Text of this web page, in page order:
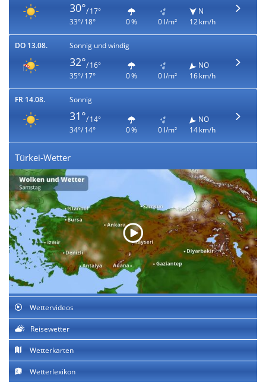
30°/ 17°
33°/ 18°
0 % 0 l/m²
N
12 km/h
DO 13.08. Sonnig und windig
32°/ 16°
35°/ 17°
0 % 0 l/m²
NO
16 km/h
FR 14.08. Sonnig
31°/ 14°
34°/ 14°
0 % 0 l/m²
NO
14 km/h
Türkei-Wetter
Wettervideos
Reisewetter
Wetterkarten
Wetterlexikon